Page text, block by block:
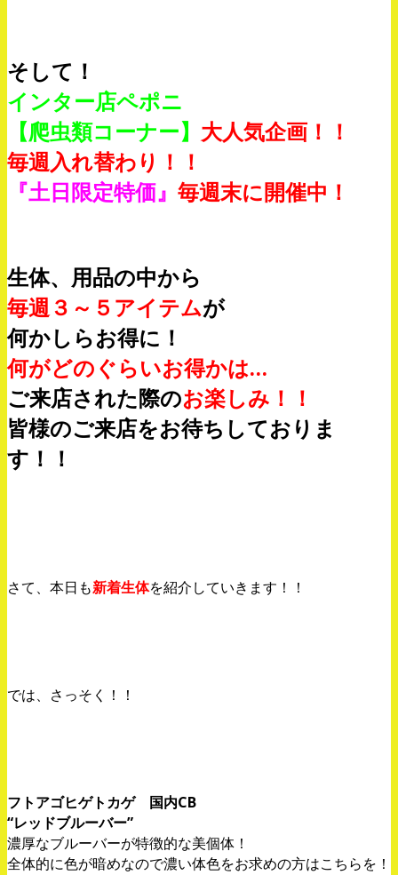
そして！
インター店ペポニ
【爬虫類コーナー】 大人気企画！！
毎週入れ替わり！！
『土日限定特価』 毎週末に開催中！
生体、用品の中から
毎週３～５アイテムが
何かしらお得に！
何がどのぐらいお得かは…
ご来店された際のお楽しみ！！
皆様のご来店をお待ちしておりま
す！！
さて、本日も新着生体を紹介していきます！！
では、さっそく！！
フトアゴヒゲトカゲ 国内CB
“レッドブルーバー”
濃厚なブルーバーが特徴的な美個体！
全体的に色が暗めなので濃い体色をお求めの方はこちらを！